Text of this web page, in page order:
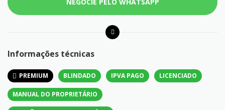
Informações técnicas
PREMIUM BLINDADO IPVA PAGO LICENCIADO
MANUAL DO PROPRIETÁRIO